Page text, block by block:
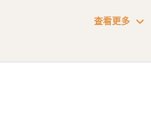
查看更多 expand_more